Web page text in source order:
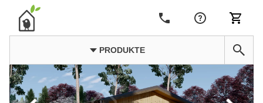
PRODUKTE